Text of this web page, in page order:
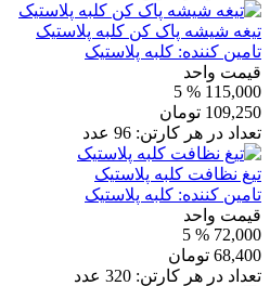
تیغه شیشه پاک کن کلبه پلاستیک
تامین کننده: کلبه پلاستیک
قیمت واحد
115,000
% 5
109,250 تومان
تعداد در هر کارتن: 96 عدد
تیغ نظافت کلبه پلاستیک
تامین کننده: کلبه پلاستیک
قیمت واحد
72,000
% 5
68,400 تومان
تعداد در هر کارتن: 320 عدد